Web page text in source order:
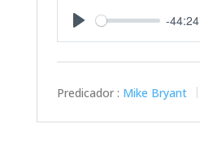
-44:24
Predicador : Mike Bryant